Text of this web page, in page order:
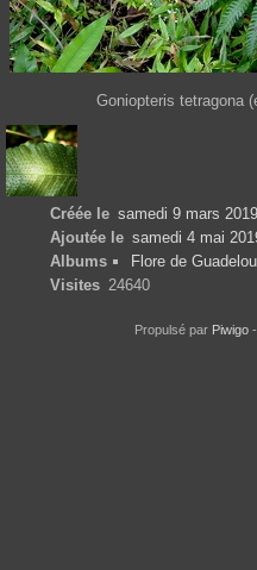
Goniopteris tetragona
Créée le samedi 9 mars 2019
Ajoutée le samedi 4 mai
Albums
Flore de
Visites 24640
Propulsé par Piwigo -